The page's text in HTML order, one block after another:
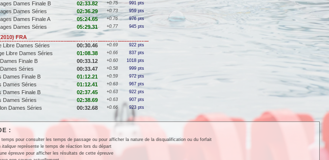
Dames Finale B 02:33.82 +0.75 991 pts
Dames Séries 02:36.29 +0.73 959 pts
Dames Finale A 05:24.65 +0.76 976 pts
Dames Séries 05:29.31 +0.77 945 pts
FRA
Libre Dames Séries 00:30.46 +0.69 922 pts
Libre Dames Séries 01:08.38 +0.66 837 pts
Finale B 00:33.12 +0.60 1018 pts
Séries 00:33.47 +0.58 999 pts
Dames Finale B 01:12.21 +0.59 972 pts
Dames Séries 01:12.41 +0.63 967 pts
Dames Finale B 02:37.45 +0.63 922 pts
Dames Séries 02:38.69 +0.63 907 pts
Dames Séries 00:32.68 +0.66 923 pts
:
temps pour consulter les temps de passage ou pour afficher la nature de la disqualification ou du forfait
italiquereprésente le temps de réaction lors du départ
épreuve pour afficher les résultats de cette épreuve